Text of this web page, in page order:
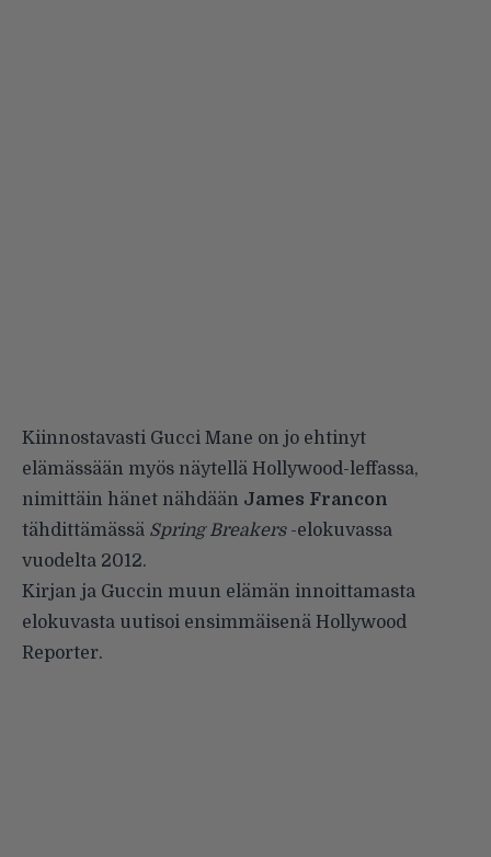
Kiinnostavasti Gucci Mane on jo ehtinyt
elämässään myös näytellä Hollywood-leffassa,
nimittäin hänet nähdään James Francon
tähdittämässä Spring Breakers-elokuvassa
vuodelta 2012.
Kirjan ja Guccin muun elämän innoittamasta
elokuvasta uutisoi ensimmäisenä Hollywood
Reporter.